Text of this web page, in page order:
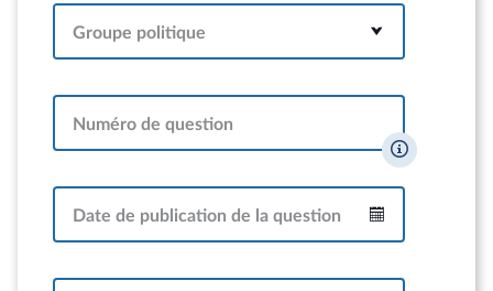
Groupe politique
Numéro de question
Date de publication de la question